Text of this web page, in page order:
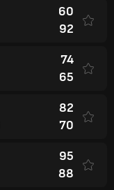
60
92
74
65
82
70
95
88